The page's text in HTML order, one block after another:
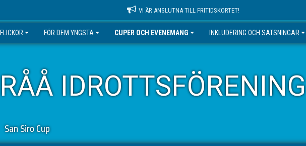
VI ÄR ANSLUTNA TILL FRITIDSKORTET!
FLICKOR FÖR DEM YNGSTA CUPER OCH EVENEMANG INKLUDERING OCH SATSNINGAR
RÅÅ IDROTTSFÖRENING
San Siro Cup